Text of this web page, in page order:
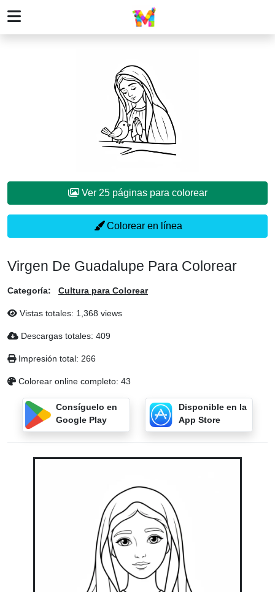
Ver 25 páginas para colorear
Colorear en línea
Virgen De Guadalupe Para Colorear
Categoría: Cultura para Colorear
Vistas totales: 1,368 views
Descargas totales: 409
Impresión total: 266
Colorear online completo: 43
Consíguelo en
Google Play
Disponible en la
App Store